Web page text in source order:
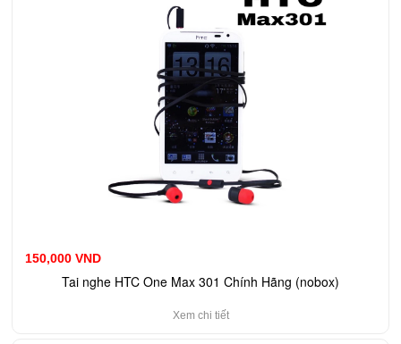
150,000 VND
Tai nghe HTC One Max 301 Chính Hãng (nobox)
Xem chi tiết